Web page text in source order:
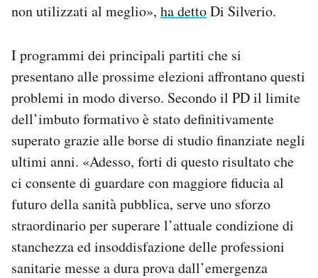
non utilizzati al meglio», ha dettoDi Silverio.
I programmi dei principali partiti che si
presentano alle prossime elezioni affrontano questi
problemi in modo diverso. Secondo il PD il limite
dell’imbuto formativo è stato definitivamente
superato grazie alle borse di studio finanziate negli
ultimi anni. «Adesso, forti di questo risultato che
ci consente di guardare con maggiore fiducia al
futuro della sanità pubblica, serve uno sforzo
straordinario per superare l’attuale condizione di
stanchezza ed insoddisfazione delle professioni
sanitarie messe a dura prova dall’emergenza